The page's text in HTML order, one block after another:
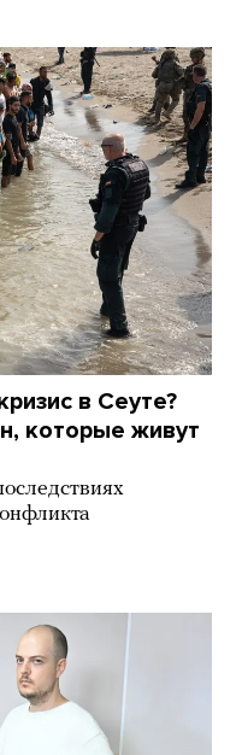
в Сеуте?
которые живут